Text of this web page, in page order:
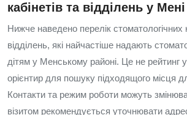
кабінетів та відділень у Мені
Нижче наведено перелік стоматологічних
відділень, які найчастіше надають
дітям у Менському районі. Це не рейтинг
орієнтир для пошуку підходящого місця
Контакти та режим роботи можуть
візитом рекомендується уточнювати